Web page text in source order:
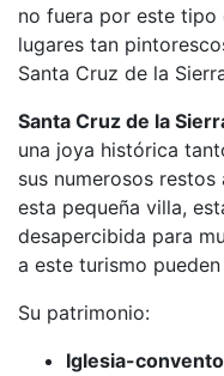
no fuera por este tipo
lugares tan
Santa Cruz de la
Santa Cruz de la
una joya histórica
sus numerosos
esta pequeña villa,
desapercibida para
a este turismo
Su patrimonio:
Iglesia-